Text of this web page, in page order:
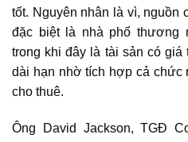
tốt. Nguyên nhân là vì, nguồn
đặc biệt là nhà phố thương
trong khi đây là tài sản có
dài hạn nhờ tích hợp cả chức
cho thuê.
Ông David Jackson, TGĐ